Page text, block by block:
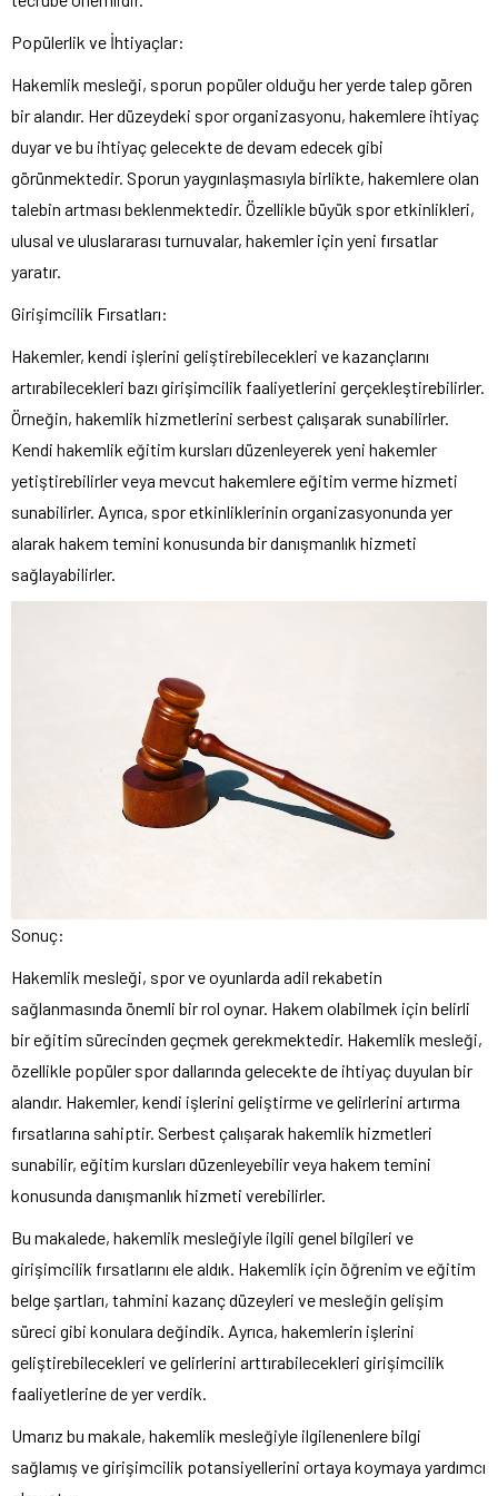
Popülerlik ve İhtiyaçlar:
Hakemlik mesleği, sporun popüler olduğu her yerde talep gören
bir alandır. Her düzeydeki spor organizasyonu, hakemlere ihtiyaç
duyar ve bu ihtiyaç gelecekte de devam edecek gibi
görünmektedir. Sporun yaygınlaşmasıyla birlikte, hakemlere olan
talebin artması beklenmektedir. Özellikle büyük spor etkinlikleri,
ulusal ve uluslararası turnuvalar, hakemler için yeni fırsatlar
yaratır.
Girişimcilik Fırsatları:
Hakemler, kendi işlerini geliştirebilecekleri ve kazançlarını
artırabilecekleri bazı girişimcilik faaliyetlerini gerçekleştirebilirler.
Örneğin, hakemlik hizmetlerini serbest çalışarak sunabilirler.
Kendi hakemlik eğitim kursları düzenleyerek yeni hakemler
yetiştirebilirler veya mevcut hakemlere eğitim verme hizmeti
sunabilirler. Ayrıca, spor etkinliklerinin organizasyonunda yer
alarak hakem temini konusunda bir danışmanlık hizmeti
sağlayabilirler.
Sonuç:
Hakemlik mesleği, spor ve oyunlarda adil rekabetin
sağlanmasında önemli bir rol oynar. Hakem olabilmek için belirli
bir eğitim sürecinden geçmek gerekmektedir. Hakemlik mesleği,
özellikle popüler spor dallarında gelecekte de ihtiyaç duyulan bir
alandır. Hakemler, kendi işlerini geliştirme ve gelirlerini artırma
fırsatlarına sahiptir. Serbest çalışarak hakemlik hizmetleri
sunabilir, eğitim kursları düzenleyebilir veya hakem temini
konusunda danışmanlık hizmeti verebilirler.
Bu makalede, hakemlik mesleğiyle ilgili genel bilgileri ve
girişimcilik fırsatlarını ele aldık. Hakemlik için öğrenim ve eğitim
belge şartları, tahmini kazanç düzeyleri ve mesleğin gelişim
süreci gibi konulara değindik. Ayrıca, hakemlerin işlerini
geliştirebilecekleri ve gelirlerini arttırabilecekleri girişimcilik
faaliyetlerine de yer verdik.
Umarız bu makale, hakemlik mesleğiyle ilgilenenlere bilgi
sağlamış ve girişimcilik potansiyellerini ortaya koymaya yardımcı